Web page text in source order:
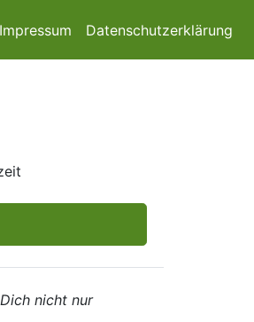
Impressum Datenschutzerklärung
nicht nur